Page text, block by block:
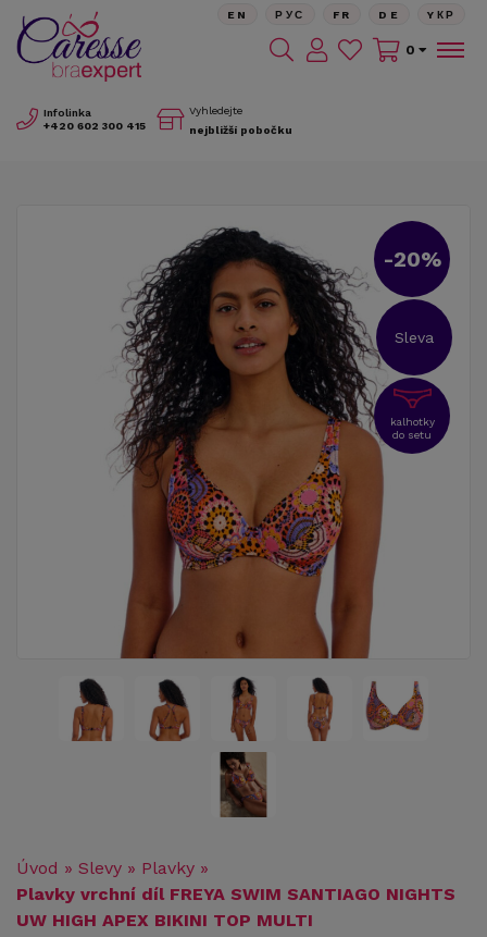
Infolinka
+420 602 300 415
Vyhledejte
nejbližší pobočku
EN РУС FR DE YКР
0
-20%
Sleva
kalhotky
do setu
Úvod » Slevy » Plavky »
Plavky vrchní díl FREYA SWIM SANTIAGO NIGHTS
UW HIGH APEX BIKINI TOP MULTI